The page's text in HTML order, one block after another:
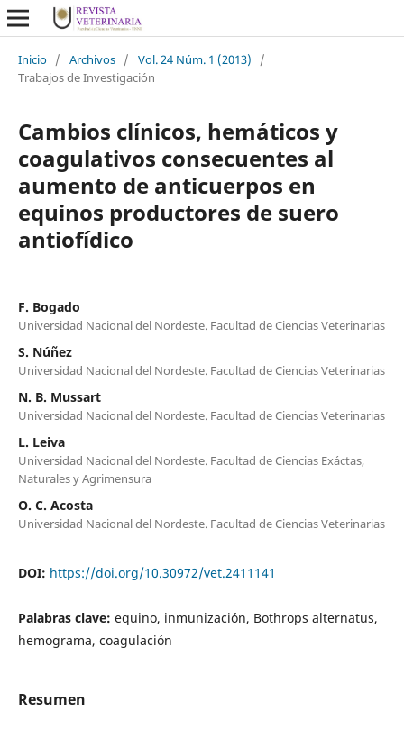
Inicio / Archivos / Vol. 24 Núm. 1 (2013)
/
Trabajos de Investigación
Cambios clínicos, hemáticos y
coagulativos consecuentes al
aumento de anticuerpos en
equinos productores de suero
antiofídico
F. Bogado
Universidad Nacional del Nordeste. Facultad de Ciencias Veterinarias
S. Núñez
Universidad Nacional del Nordeste. Facultad de Ciencias Veterinarias
N. B. Mussart
Universidad Nacional del Nordeste. Facultad de Ciencias Veterinarias
L. Leiva
Universidad Nacional del Nordeste. Facultad de Ciencias Exáctas,
Naturales y Agrimensura
O. C. Acosta
Universidad Nacional del Nordeste. Facultad de Ciencias Veterinarias
DOI: https://doi.org/10.30972/vet.2411141
Palabras clave: equino, inmunización, Bothrops alternatus,
hemograma, coagulación
Resumen